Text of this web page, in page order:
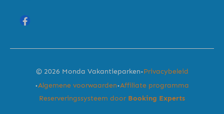
© 2026 Monda Vakantieparken·Privacybeleid
·Algemene voorwaarden·Affiliate programma
Reserveringssysteem door Booking Experts